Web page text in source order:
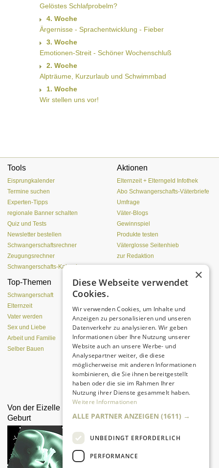
Gelöstes Schlafprobelm?
4. Woche
Ärgernisse - Sprachentwicklung - Fieber
3. Woche
Emotionen-Streit - Schöner Wochenschluß
2. Woche
Alpträume, Kurzurlaub und Schwimmbad
1. Woche
Wir stellen uns vor!
Tools
Eisprungkalender
Termine suchen
Experten-Tipps
regionale Banner schalten
Quiz und Tests
Newsletter bestellen
Schwangerschaftsrechner
Zeugungsrechner
Schwangerschafts-Kalender
Aktionen
Elternzeit + Elterngeld Infothek
Abo Schwangerschafts-Väterbriefe
Umfrage
Väter-Blogs
Gewinnspiel
Produkte testen
Väterglosse Seitenhieb
zur Redaktion
Top-Themen
Schwangerschaft
Elternzeit
Vater werden
Sex und Liebe
Arbeit und Familie
Selber Bauen
Einen Lehmofen
Da sind Kinder mit Begeisterung
dabei.
Von der Eizelle bis zur
Geburt
×
Diese Webseite verwendet
Cookies.
Wir verwenden Cookies, um Inhalte und
Anzeigen zu personalisieren und unseren
Datenverkehr zu analysieren. Wir geben
Informationen über Ihre Nutzung unserer
Website auch an unsere Werbe- und
Analysepartner weiter, die diese
möglicherweise mit anderen Informationen
kombinieren, die Sie ihnen bereitgestellt
haben oder die sie im Rahmen Ihrer
Nutzung ihrer Dienste gesammelt haben.
Weitere Informationen
ALLE PARTNER ANZEIGEN (1611) →
UNBEDINGT ERFORDERLICH
PERFORMANCE